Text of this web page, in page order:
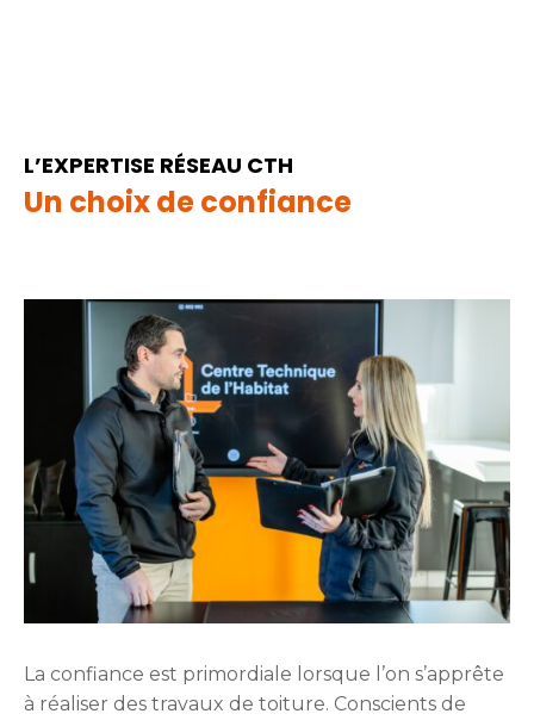
L’EXPERTISE RÉSEAU CTH
Un choix de confiance
La confiance est primordiale lorsque l’on s’apprête
à réaliser des travaux de toiture. Conscients de